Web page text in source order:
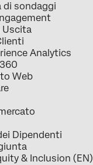
sondaggi
Uscita
Analytics
Web
Dipendenti
& Inclusion (EN)